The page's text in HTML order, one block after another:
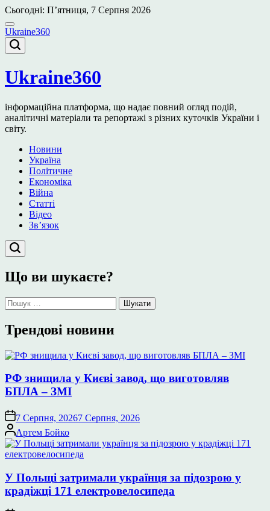
Перейти
до
вмісту
Сьогодні: П’ятниця, 7 Серпня 2026
Ukraine360
Ukraine360
інформаційна платформа, що надає повний огляд подій,
аналітичні матеріали та репортажі з різних куточків України і
світу.
Новини
Україна
Політичне
Економіка
Війна
Статті
Відео
Зв’язок
Що ви шукаєте?
Пошук:
Трендові новини
РФ знищила у Києві завод, що виготовляв
БПЛА – ЗМІ
7 Серпня, 20267 Серпня, 2026
Опубліковано
Артем Бойко
У Польщі затримали українця за підозрою у
крадіжці 171 електровелосипеда